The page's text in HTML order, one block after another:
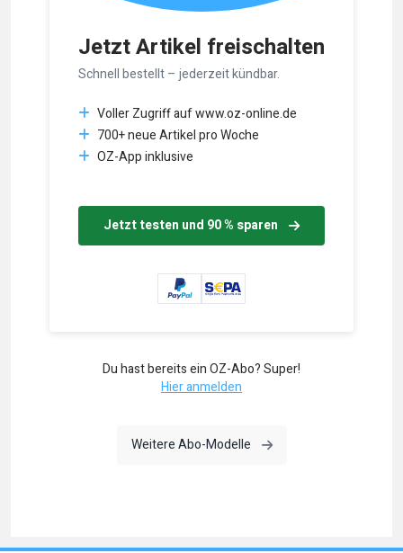
Jetzt Artikel freischalten
Schnell bestellt – jederzeit kündbar.
Voller Zugriff auf www.oz-online.de
700+ neue Artikel pro Woche
OZ-App inklusive
Jetzt testen und 90 % sparen
Du hast bereits ein OZ-Abo? Super!
Hier anmelden
Weitere Abo-Modelle